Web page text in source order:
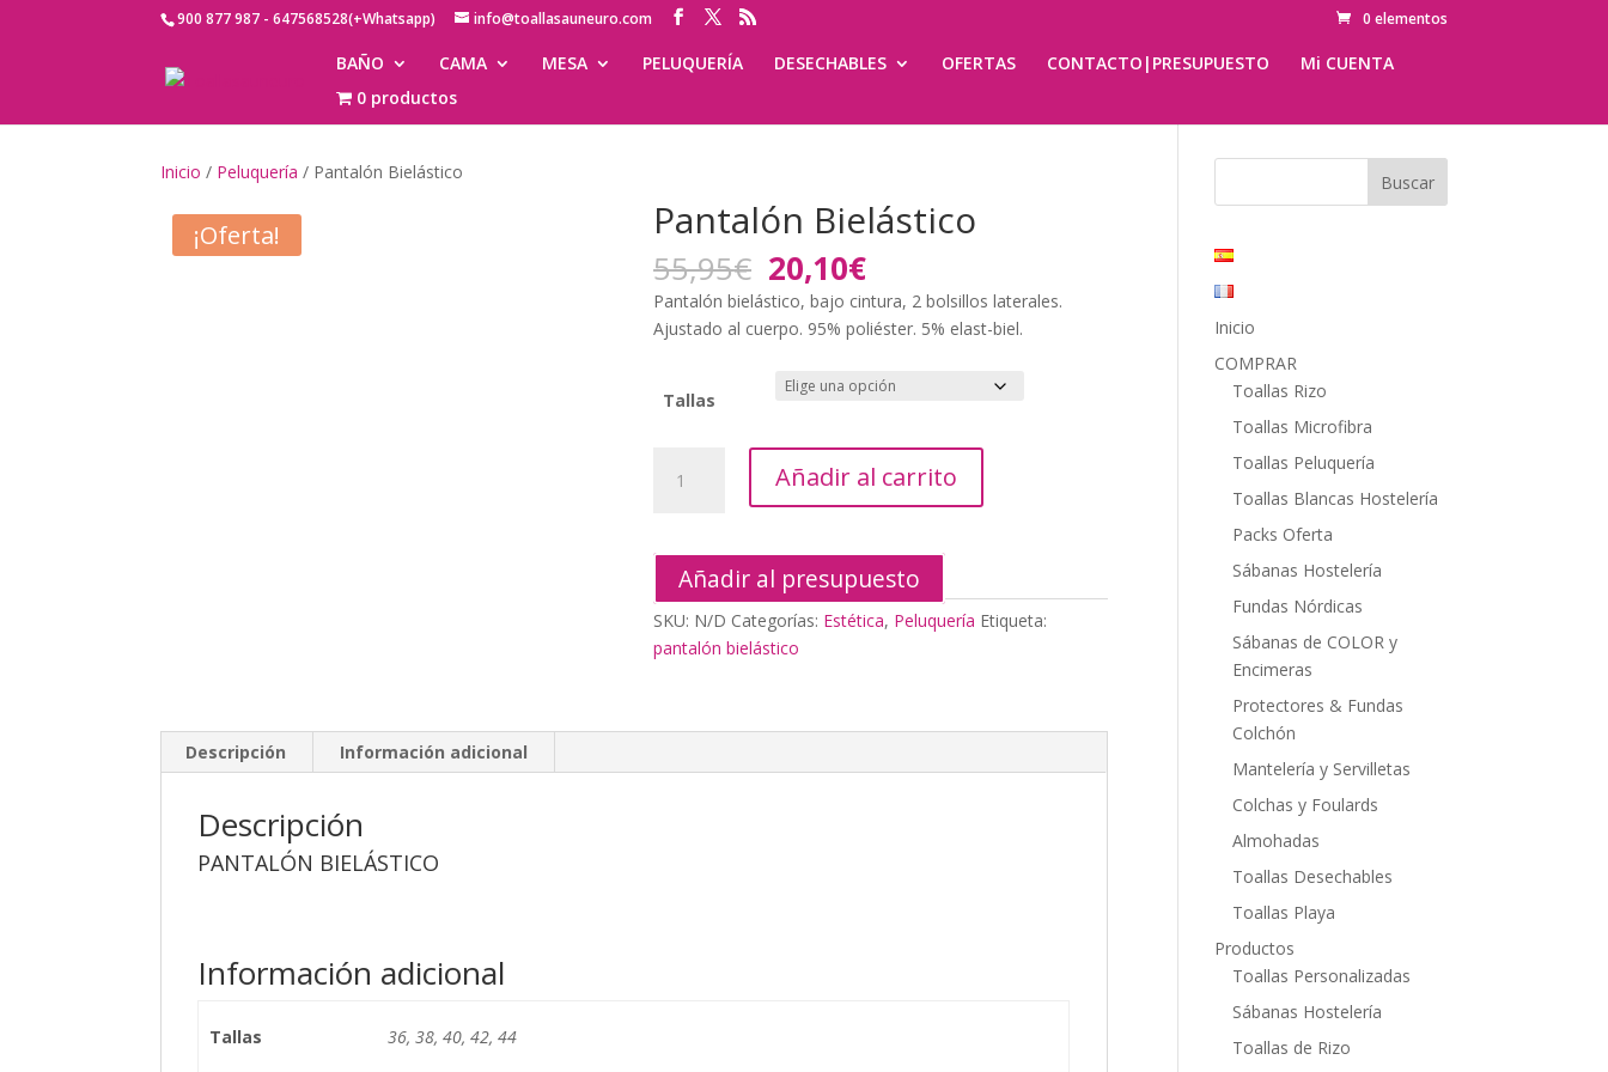
900 877 987 - 647568528(+Whatsapp) info@toallasauneuro.com 0 elementos
BAÑO CAMA MESA PELUQUERÍA DESECHABLES OFERTAS CONTACTO|PRESUPUESTO
Mi CUENTA
0 productos
Inicio / Peluquería / Pantalón Bielástico
¡Oferta! Pantalón Bielástico
55,95€ El
precio
original
era:
55,95€.
20,10€El
precio
actual
es:
20,10€.
Pantalón bielástico, bajo cintura, 2 bolsillos laterales.
Ajustado al cuerpo. 95% poliéster. 5% elast-biel.
Tallas
Bielástico
Añadir al carrito
Añadir al presupuesto
SKU: N/D Categorías: Estética, Peluquería Etiqueta:
pantalón bielástico
Descripción Información adicional
Descripción
PANTALÓN BIELÁSTICO
Información adicional
Tallas 36, 38, 40, 42, 44
Inicio
COMPRAR
Toallas Rizo
Toallas Microfibra
Toallas Peluquería
Toallas Blancas Hostelería
Packs Oferta
Sábanas Hostelería
Fundas Nórdicas
Sábanas de COLOR y
Encimeras
Protectores & Fundas
Colchón
Mantelería y Servilletas
Colchas y Foulards
Almohadas
Toallas Desechables
Toallas Playa
Productos
Toallas Personalizadas
Sábanas Hostelería
Toallas de Rizo